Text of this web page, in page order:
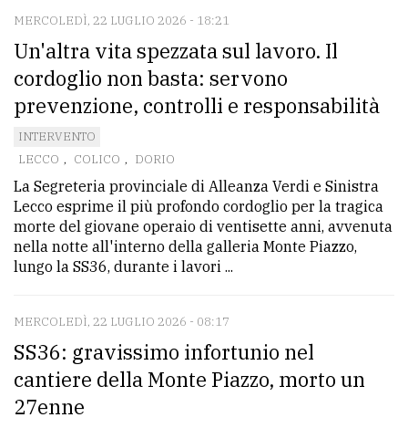
MERCOLEDÌ, 22 LUGLIO 2026 - 18:21
Un'altra vita spezzata sul lavoro. Il
cordoglio non basta: servono
prevenzione, controlli e responsabilità
INTERVENTO
LECCO , COLICO , DORIO
La Segreteria provinciale di Alleanza Verdi e Sinistra
Lecco esprime il più profondo cordoglio per la tragica
morte del giovane operaio di ventisette anni, avvenuta
nella notte all'interno della galleria Monte Piazzo,
lungo la SS36, durante i lavori ...
MERCOLEDÌ, 22 LUGLIO 2026 - 08:17
SS36: gravissimo infortunio nel
cantiere della Monte Piazzo, morto un
27enne